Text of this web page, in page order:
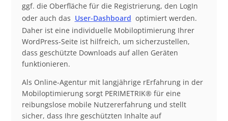
ggf. die Oberfläche für die Registrierung, den LogIn
oder auch das User-Dashboard optimiert werden.
Daher ist eine individuelle Mobiloptimierung Ihrer
WordPress-Seite ist hilfreich, um sicherzustellen,
dass geschützte Downloads auf allen Geräten
funktionieren.
Als Online-Agentur mit langjährige rErfahrung in der
Mobiloptimierung sorgt PERIMETRIK® für eine
reibungslose mobile Nutzererfahrung und stellt
sicher, dass Ihre geschützten Inhalte auf